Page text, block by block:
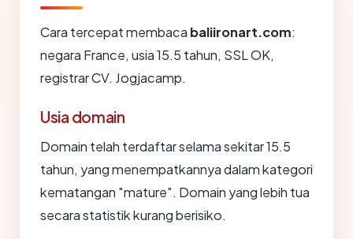
Cara tercepat membaca baliironart.com:
negara France, usia 15.5 tahun, SSL OK,
registrar CV. Jogjacamp.
Usia domain
Domain telah terdaftar selama sekitar 15.5
tahun, yang menempatkannya dalam kategori
kematangan "mature". Domain yang lebih tua
secara statistik kurang berisiko.